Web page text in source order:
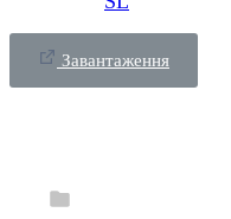
Завантаження